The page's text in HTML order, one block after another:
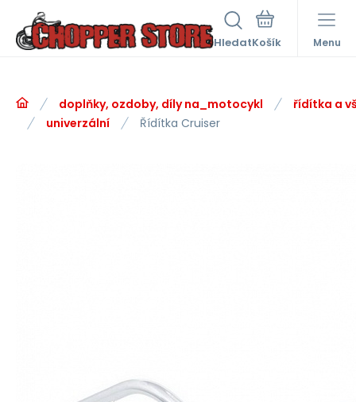
Hledat Menu
doplňky, ozdoby, díly na_motocykl
řídítka a
univerzální
Řídítka Cruiser